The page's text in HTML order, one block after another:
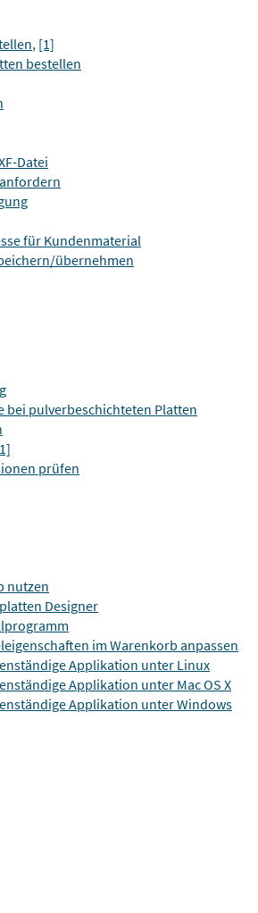
, [1]
bestellen
Datei
für Kundenmaterial
übernehmen
bei pulverbeschichteten Platten
prüfen
nutzen
Designer
im Warenkorb anpassen
Applikation unter Linux
Applikation unter Mac OS X
Applikation unter Windows